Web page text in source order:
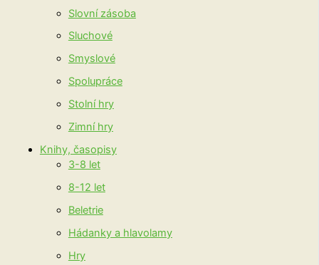
Slovní zásoba
Sluchové
Smyslové
Spolupráce
Stolní hry
Zimní hry
Knihy, časopisy
3-8 let
8-12 let
Beletrie
Hádanky a hlavolamy
Hry